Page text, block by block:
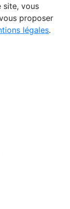
site, vous
proposer
légales.